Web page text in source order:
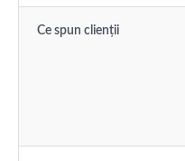
Ce spun clienții